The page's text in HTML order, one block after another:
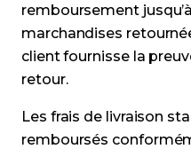
remboursement
marchandises
client fournisse la
retour.
Les frais de livraison
remboursés